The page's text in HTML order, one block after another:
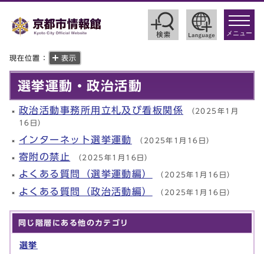
toggle
メニュー
現在位置： 表示
選挙運動・政治活動
政治活動事務所用立札及び看板関係 （2025年1月
16日）
インターネット選挙運動 （2025年1月16日）
寄附の禁止 （2025年1月16日）
よくある質問（選挙運動編） （2025年1月16日）
よくある質問（政治活動編） （2025年1月16日）
同じ階層にある他のカテゴリ
選挙